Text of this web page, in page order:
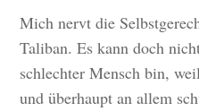
Mich nervt die
Taliban. Es kann doch
schlechter Mensch bin,
und überhaupt an allem